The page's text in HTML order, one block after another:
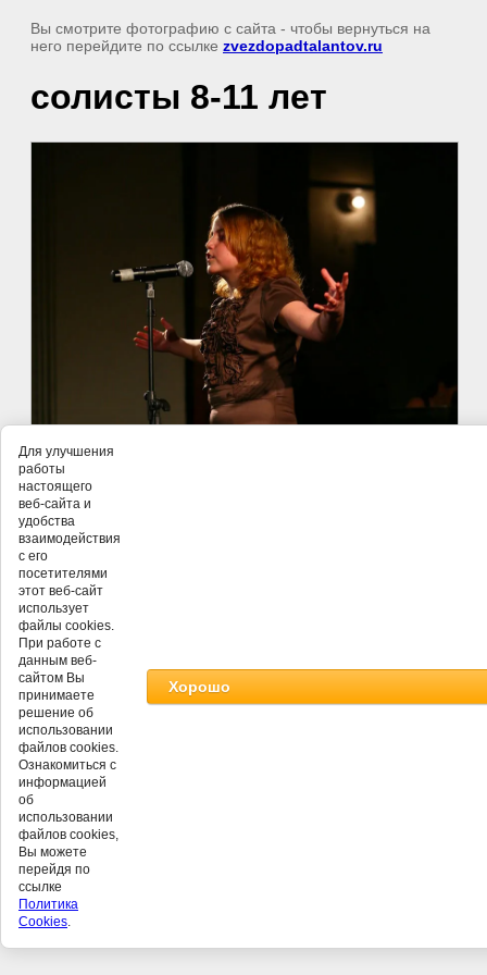
Вы смотрите фотографию с сайта - чтобы вернуться на
него перейдите по ссылке zvezdopadtalantov.ru
солисты 8-11 лет
©
Для улучшения
работы
настоящего
веб-сайта и
удобства
взаимодействия
с его
посетителями
этот веб-сайт
использует
файлы cookies.
При работе с
данным веб-
сайтом Вы
принимаете
решение об
использовании
файлов cookies.
Ознакомиться с
информацией
об
использовании
файлов cookies,
Вы можете
перейдя по
ссылке
Политика
Cookies.
Хорошо